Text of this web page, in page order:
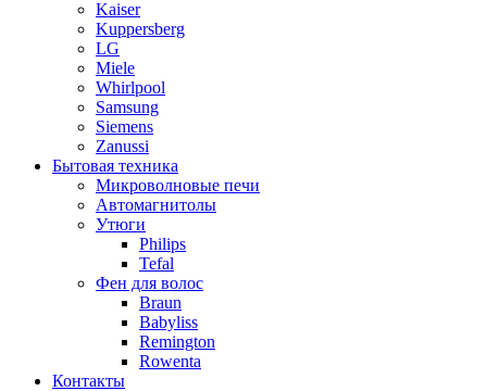
Kaiser
Kuppersberg
LG
Miele
Whirlpool
Samsung
Siemens
Zanussi
Бытовая техника
Микроволновые печи
Автомагнитолы
Утюги
Philips
Tefal
Фен для волос
Braun
Babyliss
Remington
Rowenta
Контакты